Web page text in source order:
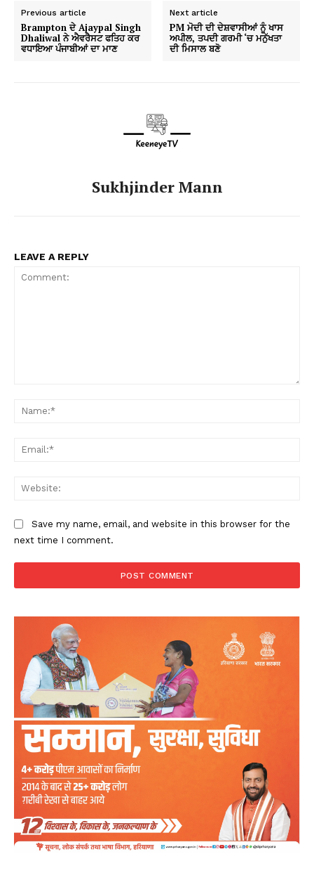
Previous article
Brampton ਦੇ Ajaypal Singh
Dhaliwal ਨੇ ਐਵਰੈਸਟ ਫਤਿਹ ਕਰ
ਵਧਾਇਆ ਪੰਜਾਬੀਆਂ ਦਾ ਮਾਣ
Next article
PM ਮੋਦੀ ਦੀ ਦੇਸ਼ਵਾਸੀਆਂ ਨੂੰ ਖਾਸ
ਅਪੀਲ, ਤਪਦੀ ਗਰਮੀ ‘ਚ ਮਨੁੱਖਤਾ
ਦੀ ਮਿਸਾਲ ਬਣੋ
Sukhjinder Mann
LEAVE A REPLY
Save my name, email, and website in this browser for the
next time I comment.